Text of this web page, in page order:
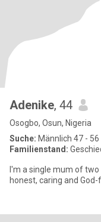
Adenike, 44
Osogbo, Osun, Nigeria
Suche: Männlich 47 - 56
Familienstand:
I'm a single mum of
honest, caring and